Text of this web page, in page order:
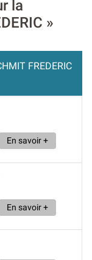
la
»
FREDERIC
En savoir +
En savoir +